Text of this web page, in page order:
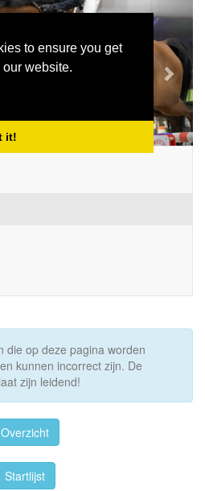
to ensure you get
website.
it!
Next
die op deze pagina worden
kunnen incorrect zijn. De
zijn leidend!
Overzicht
Startlijst